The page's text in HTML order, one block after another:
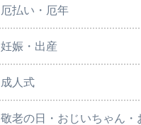
厄払い・厄年
妊娠・出産
成人式
敬老の日・おじいちゃん・